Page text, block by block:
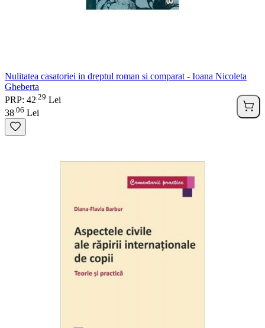
Nulitatea casatoriei in dreptul roman si comparat - Ioana Nicoleta
Gheberta
PRP: 42 29 Lei
38 06 Lei